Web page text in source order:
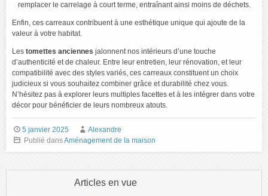
remplacer le carrelage à court terme, entraînant ainsi moins de déchets.
Enfin, ces carreaux contribuent à une esthétique unique qui ajoute de la
valeur à votre habitat.
Les tomettes anciennes jalonnent nos intérieurs d’une touche
d’authenticité et de chaleur. Entre leur entretien, leur rénovation, et leur
compatibilité avec des styles variés, ces carreaux constituent un choix
judicieux si vous souhaitez combiner grâce et durabilité chez vous.
N’hésitez pas à explorer leurs multiples facettes et à les intégrer dans votre
décor pour bénéficier de leurs nombreux atouts.
5 janvier 2025
Alexandre
Publié dansAménagement de la maison
Articles en vue